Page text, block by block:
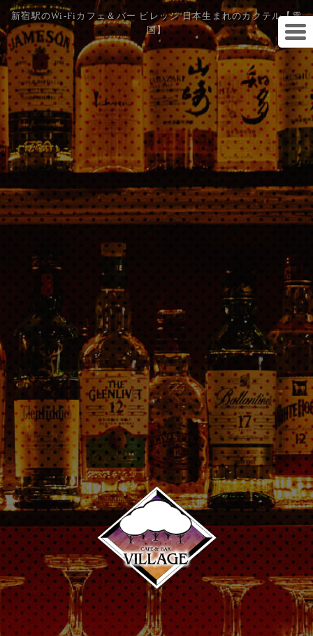
新宿駅のWi-Fiカフェ＆バー ビレッジ 日本生まれのカクテル【雪
国】